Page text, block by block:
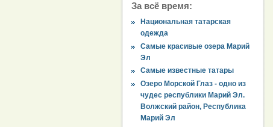
За всё время:
Национальная татарская
одежда
Самые красивые озера Марий
Эл
Самые известные татары
Озеро Морской Глаз - одно из
чудес республики Марий Эл.
Волжский район, Республика
Марий Эл